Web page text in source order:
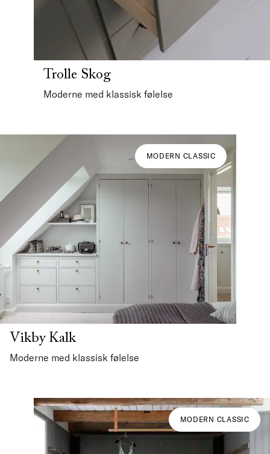
Trolle Skog
Moderne med klassisk følelse
MODERN CLASSIC
Vikby Kalk
Moderne med klassisk følelse
MODERN CLASSIC